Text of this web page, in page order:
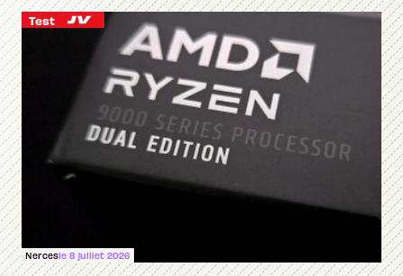
Test
Nercesle 8 juillet 2026